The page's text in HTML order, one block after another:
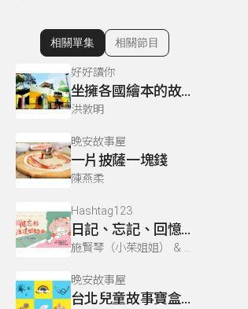
顯示相關單集
相關單集 相關節目
好好讀你
坐擁各國繪本的故事城堡-斗六
洪敦明
晚安故事屋
一片披薩一塊錢
陳燕柔
Hashtag123
日記、忘記、回憶｜就是愛閱讀《健忘的汪達奶奶》
施賢琴（小茱姐姐） & 李穎珍(珍珍姐姐) & 陳佾玄 & 雅柏（黃柏諺）
晚安故事屋
台北兒童故事寶盒：cs王國不可能的任務